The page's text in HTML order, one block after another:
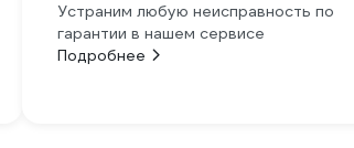
Устраним любую неисправность по
гарантии в нашем сервисе
Подробнее